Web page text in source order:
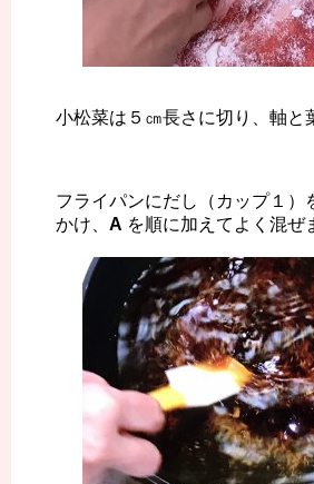
小松菜は５㎝長さに切り、軸と
フライパンにだし（カップ１）
かけ、 A を順に加えてよく混ぜ